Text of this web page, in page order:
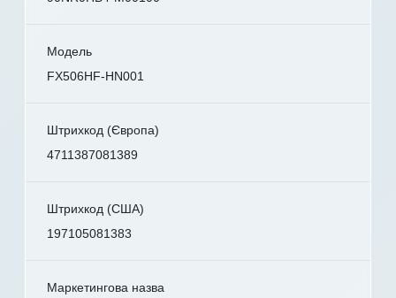
Модель
FX506HF-HN001
Штрихкод (Європа)
4711387081389
Штрихкод (США)
197105081383
Маркетингова назва